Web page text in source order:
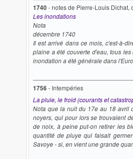
1740- notes de Pierre-Louis Dichat,
Les inondations
Nota
décembre 1740
Il est arrivé dans ce mois, c'est-à-
plaine a été couverte d'eau, tous
inondation a été générale dans
1756- Intempéries
La pluie, le froid (courants et
Nota que la nuit du 17e au 18 avril
noyers, qui pour lors se trouvaient
de noix, à peine put-on retirer les
quantité de pluye qui faisait
Savoye - si, en vient une grande